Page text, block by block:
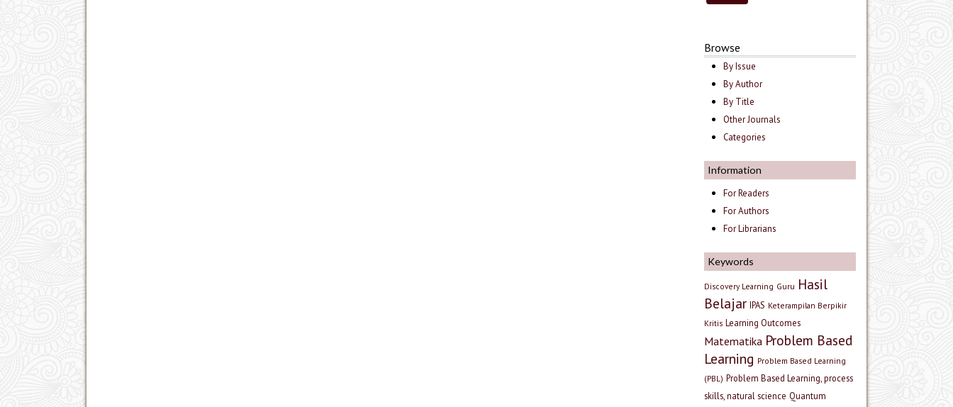
Browse
By Issue
By Author
By Title
Other Journals
Categories
Information
For Readers
For Authors
For Librarians
Keywords
Discovery Learning Guru Hasil
Belajar IPAS Keterampilan Berpikir
Kritis Learning Outcomes
Matematika Problem Based
Learning Problem Based Learning
(PBL) Problem Based Learning, process
skills, natural science Quantum